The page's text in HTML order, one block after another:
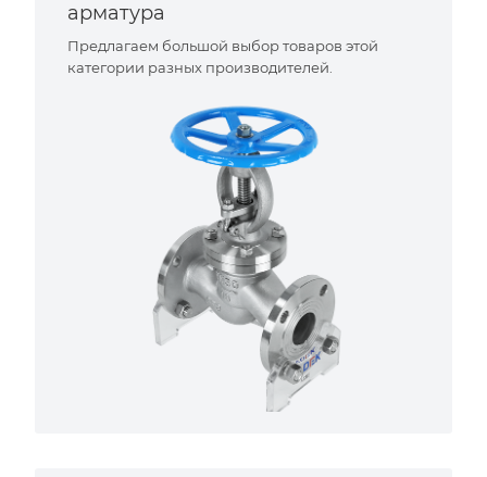
арматура
Предлагаем большой выбор товаров этой
категории разных производителей.